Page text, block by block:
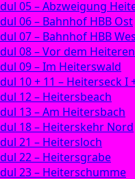
05 – Abzweigung
06 – Bahnhof HBB Ost
07 – Bahnhof HBB
08 – Vor dem
09 – Im Heiterswald
10 + 11 – Heiterseck I
12 – Heitersbeach
13 – Am Heitersbach
18 – Heiterskehr Nord
21 – Heitersloch
22 – Heitersgrabe
23 – Heiterschumme